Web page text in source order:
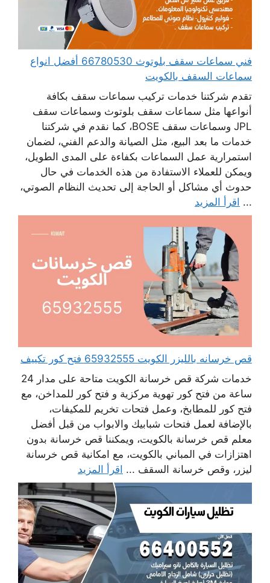
فني سماعات سقف بلوتوث 66780530 أفضل انواع
سماعات السقف بالكويت
تقدم شركتنا خدمات تركيب سماعات سقف بكافة
أنواعها مثل سماعات سقف بلوتوث وسماعات سقف
JPL وسماعات سقف BOSE، كما نقدم في شركتنا
خدمات ما بعد البيع، مثل الصيانة والدعم الفني، لضمان
استمرارية عمل السماعات بكفاءة على المدى الطويل،
ويمكن للعملاء الاستفادة من هذه الخدمات في حال
حدوث أي مشاكل أو الحاجة إلى تحديث النظام الصوتي،
... اقرأ المزيد
قص خرسانه بالليزر الكويت 65932555 فتح كور تكييف
خدمات شركة قص خرسانة الكويت متاحة على مدار 24
ساعة من فتح كور تهوية مركزية و فتح كور للمداخن، مع
فتح كور للمطابخ، وعمل فتحات تخريم للمكيفات،
بالإضافة لعمل فتحات شبابيك والابواب من قبل أفضل
معلم قص خرسانة بالكويت، ويمكننا قص خرسانة بدون
اهتزازات في المباني بالكويت، مع امكانية قص خرسانة
ليزر، وقص خرسانة السقف ... اقرأ المزيد